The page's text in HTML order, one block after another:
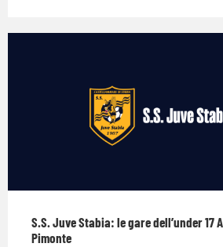
S.S. Juve Stabia: le gare dell’under 17
Pimonte